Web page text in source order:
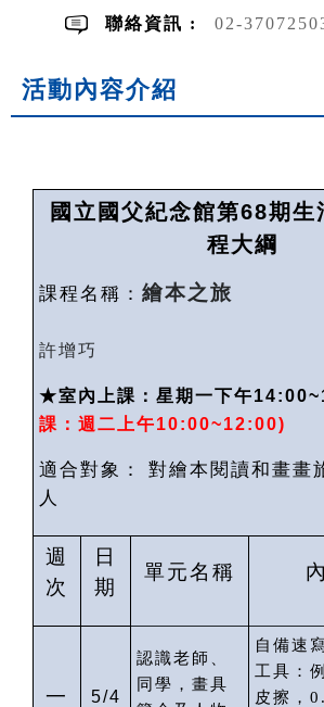
聯絡資訊 : 02-
活動內容介紹
國立國父紀念館第68期生
程大綱
課程名稱： 繪本之旅
許增巧
★室內上課：星期一下午
課：週二上午10:00~12:00)
適合對象：
對繪本閱讀和畫畫
人
週
次
日
期
單元名稱
一 5/4
認識老師、
同學，畫具
自備速
工具：
皮擦，